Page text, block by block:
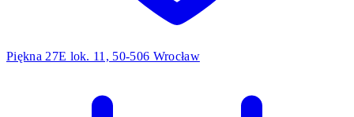
Piękna 27E lok. 11, 50-506 Wrocław